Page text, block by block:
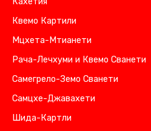
Квемо Картили
Мцхета-Мтианети
Рача-Лечхуми и Квемо Сванети
Самегрело-Земо Сванети
Самцхе-Джавахети
Шида-Картли